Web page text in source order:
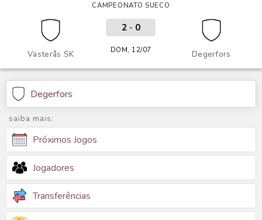
CAMPEONATO SUECO
Västerås SK Degerfors
2- 0
DOM, 12/07
Degerfors
saiba mais:
Próximos Jogos
Jogadores
Transferências